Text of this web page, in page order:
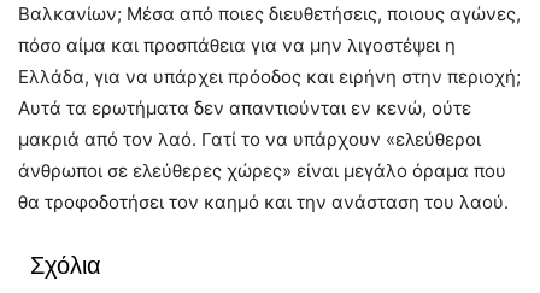
Βαλκανίων; Μέσα από ποιες διευθετήσεις, ποιους αγώνες,
πόσο αίμα και προσπάθεια για να μην λιγοστέψει η
Ελλάδα, για να υπάρχει πρόοδος και ειρήνη στην περιοχή;
Αυτά τα ερωτήματα δεν απαντιούνται εν κενώ, ούτε
μακριά από τον λαό. Γατί το να υπάρχουν «ελεύθεροι
άνθρωποι σε ελεύθερες χώρες» είναι μεγάλο όραμα που
θα τροφοδοτήσει τον καημό και την ανάσταση του λαού.
Σχόλια